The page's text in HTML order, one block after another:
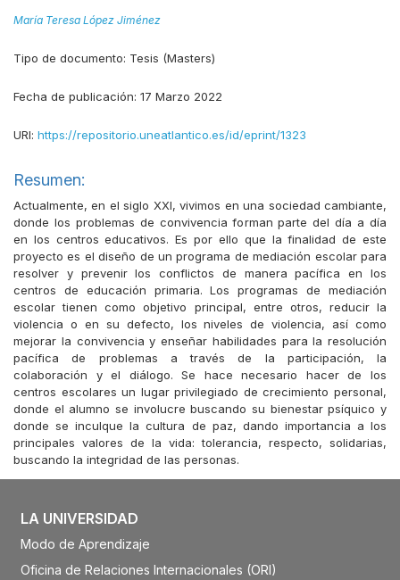
María Teresa López Jiménez
Tipo de documento: Tesis (Masters)
Fecha de publicación: 17 Marzo 2022
URI: https://repositorio.uneatlantico.es/id/eprint/1323
Resumen:
Actualmente, en el siglo XXI, vivimos en una sociedad cambiante,
donde los problemas de convivencia forman parte del día a día
en los centros educativos. Es por ello que la finalidad de este
proyecto es el diseño de un programa de mediación escolar para
resolver y prevenir los conflictos de manera pacífica en los
centros de educación primaria. Los programas de mediación
escolar tienen como objetivo principal, entre otros, reducir la
violencia o en su defecto, los niveles de violencia, así como
mejorar la convivencia y enseñar habilidades para la resolución
pacífica de problemas a través de la participación, la
colaboración y el diálogo. Se hace necesario hacer de los
centros escolares un lugar privilegiado de crecimiento personal,
donde el alumno se involucre buscando su bienestar psíquico y
donde se inculque la cultura de paz, dando importancia a los
principales valores de la vida: tolerancia, respecto, solidarias,
buscando la integridad de las personas.
LA UNIVERSIDAD
Modo de Aprendizaje
Oficina de Relaciones Internacionales (ORI)